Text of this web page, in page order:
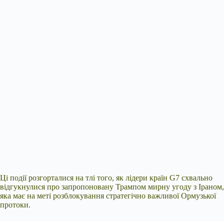
Ці події розгорталися на тлі того, як лідери країн G7 схвально
відгукнулися про запропоновану Трампом мирну угоду з Іраном,
яка має на меті розблокування стратегічно важливої Ормузької
протоки.